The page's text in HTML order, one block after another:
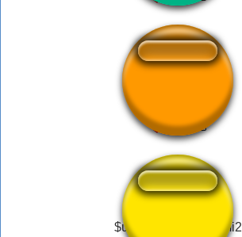
$uicideboy$ intro gmi2